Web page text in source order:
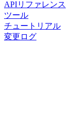
APIリファレンス
ツール
チュートリアル
変更ログ